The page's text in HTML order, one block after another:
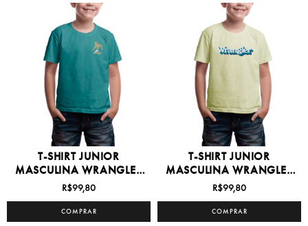
T-SHIRT JUNIOR
MASCULINA WRANGLER
8/16 -...
R$99,80
COMPRAR
T-SHIRT JUNIOR
MASCULINA WRANGLER
8/16 -...
R$99,80
COMPRAR